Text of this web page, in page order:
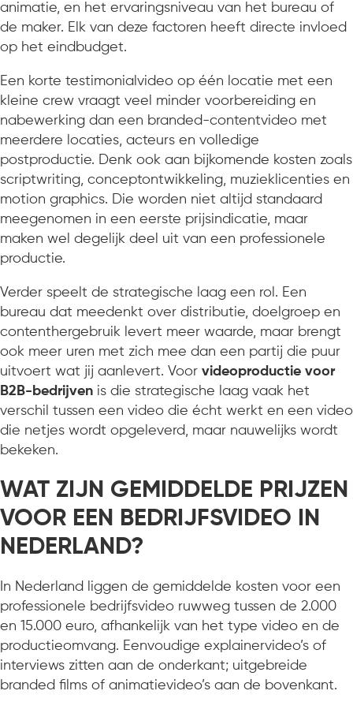
animatie, en het ervaringsniveau van het bureau of
de maker. Elk van deze factoren heeft directe invloed
op het eindbudget.
Een korte testimonialvideo op één locatie met een
kleine crew vraagt veel minder voorbereiding en
nabewerking dan een branded-contentvideo met
meerdere locaties, acteurs en volledige
postproductie. Denk ook aan bijkomende kosten zoals
scriptwriting, conceptontwikkeling, muzieklicenties en
motion graphics. Die worden niet altijd standaard
meegenomen in een eerste prijsindicatie, maar
maken wel degelijk deel uit van een professionele
productie.
Verder speelt de strategische laag een rol. Een
bureau dat meedenkt over distributie, doelgroep en
contenthergebruik levert meer waarde, maar brengt
ook meer uren met zich mee dan een partij die puur
uitvoert wat jij aanlevert. Voor videoproductie voor
B2B-bedrijven is die strategische laag vaak het
verschil tussen een video die écht werkt en een video
die netjes wordt opgeleverd, maar nauwelijks wordt
bekeken.
WAT ZIJN GEMIDDELDE PRIJZEN
VOOR EEN BEDRIJFSVIDEO IN
NEDERLAND?
In Nederland liggen de gemiddelde kosten voor een
professionele bedrijfsvideo ruwweg tussen de 2.000
en 15.000 euro, afhankelijk van het type video en de
productieomvang. Eenvoudige explainervideo’s of
interviews zitten aan de onderkant; uitgebreide
branded films of animatievideo’s aan de bovenkant.